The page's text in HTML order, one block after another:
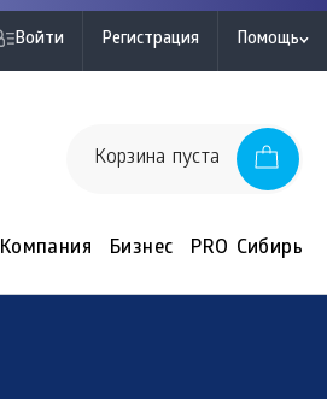
Войти Регистрация Помощь
Корзина пуста
Компания Бизнес PRO Сибирь